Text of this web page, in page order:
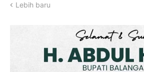
Lebih baru